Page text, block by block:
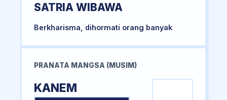
SATRIA WIBAWA
Berkharisma, dihormati orang banyak
PRANATA MANGSA (MUSIM)
KANEM